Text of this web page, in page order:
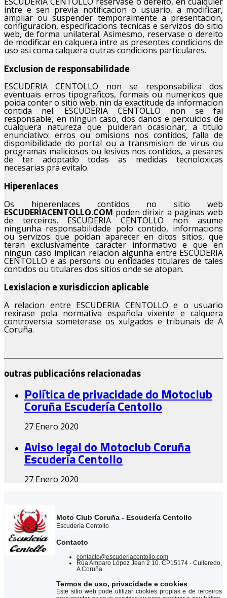
intre e sen previa notificacion o usuario, a modificar,
ampliar ou suspender temporalmente a presentacion,
configuracion, especificacions tecnicas e servizos do sitio
web, de forma unilateral. Asimesmo, reservase o dereito
de modificar en calquera intre as presentes condicions de
uso asi coma calquera outras condicions particulares.
Exclusion de responsabilidade
ESCUDERIA CENTOLLO non se responsabiliza dos
eventuais erros tipograficos, formais ou numericos que
poida conter o sitio web, nin da exactitude da informacion
contida nel. ESCUDERIA CENTOLLO non se fai
responsable, en ningun caso, dos danos e perxuicios de
cualquera natureza que puideran ocasionar, a titulo
enunciativo: erros ou omisions nos contidos, falla de
disponibilidade do portal ou a transmision de virus ou
programas maliciosos ou lesivos nos contidos, a pesares
de ter adoptado todas as medidas tecnoloxicas
necesarias pra evitalo.
Hiperenlaces
Os hiperenlaces contidos no sitio web
ESCUDERIACENTOLLO.COM poden dirixir a paginas web
de terceiros. ESCUDERIA CENTOLLO non asume
ningunha responsabilidade polo contido, informacions
ou servizos que poidan aparecer en ditos sitios, que
teran exclusivamente caracter informativo e que en
ningun caso implican relacion algunha entre ESCUDERIA
CENTOLLO e as persons ou entidades titulares de tales
contidos ou titulares dos sitios onde se atopan.
Lexislacion e xurisdiccion aplicable
A relacion entre ESCUDERIA CENTOLLO e o usuario
rexirase pola normativa española vixente e calquera
controversia someterase os xulgados e tribunais de A
Coruña.
outras publicacións relacionadas
Política de privacidade do Motoclub
Coruña Escudería Centollo
27 Enero 2020
Aviso legal do Motoclub Coruña
Escudería Centollo
27 Enero 2020
Moto Club Coruña - Escudería Centollo
Escudería Centollo
Contacto
contacto@escuderiacentollo.com
Rúa Amparo López Jean 2 10. CP15174 - Culleredo,
A Coruña
Termos de uso, privacidade e cookies
Este sitio web pode utilizar cookies propias e de terceiros